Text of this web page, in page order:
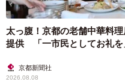
太っ腹！京都の老舗中華料
提供 「一市民としてお礼を
京都新聞社
2026.08.08